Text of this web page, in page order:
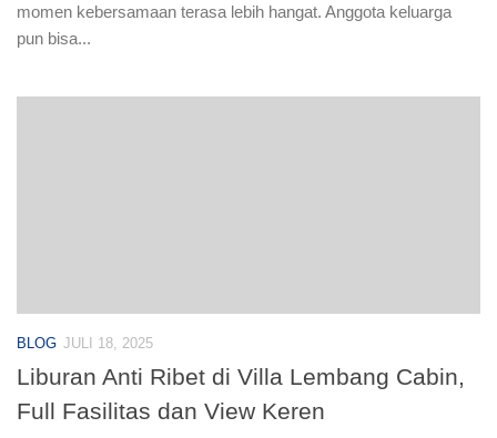
momen kebersamaan terasa lebih hangat. Anggota keluarga
pun bisa...
BLOG JULI 18, 2025
Liburan Anti Ribet di Villa Lembang Cabin,
Full Fasilitas dan View Keren